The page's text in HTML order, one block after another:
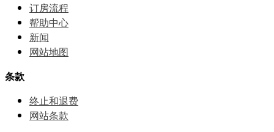
订房流程
帮助中⼼
新闻
网站地图
条款
终止和退费
网站条款